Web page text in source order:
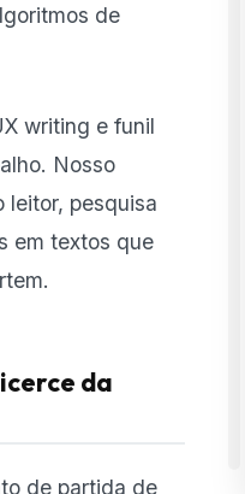
de
writing e funil
Nosso
leitor, pesquisa
em textos que
da
de partida de